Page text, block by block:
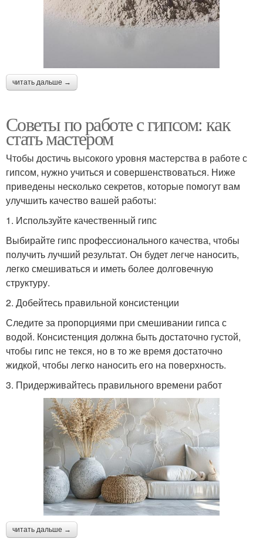
читать дальше →
Советы по работе с гипсом: как
стать мастером
Чтобы достичь высокого уровня мастерства в работе с
гипсом, нужно учиться и совершенствоваться. Ниже
приведены несколько секретов, которые помогут вам
улучшить качество вашей работы:
1. Используйте качественный гипс
Выбирайте гипс профессионального качества, чтобы
получить лучший результат. Он будет легче наносить,
легко смешиваться и иметь более долговечную
структуру.
2. Добейтесь правильной консистенции
Следите за пропорциями при смешивании гипса с
водой. Консистенция должна быть достаточно густой,
чтобы гипс не текся, но в то же время достаточно
жидкой, чтобы легко наносить его на поверхность.
3. Придерживайтесь правильного времени работ
читать дальше →